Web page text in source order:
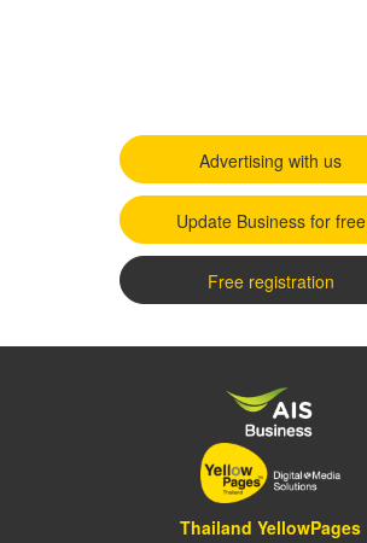
Advertising with us
Update Business for free
Free registration
Thailand YellowPages